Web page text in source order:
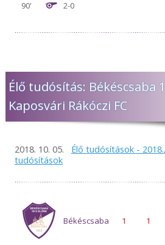
90'
2-0
Élő tudósítás: Békéscsaba
Kaposvári Rákóczi FC
2018. 10. 05. Élő tudósítások - 2018.,
tudósítások
Békéscsaba 1 1